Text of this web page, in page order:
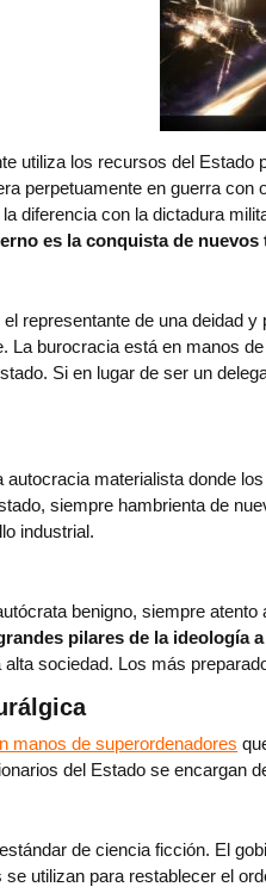
utiliza los recursos del
perpetuamente en guerra
diferencia con la dictadura
es la conquista de
representante de una deidad
La burocracia está en manos
Si en lugar de ser un
autocracia materialista donde
siempre hambrienta de
industrial.
benigno, siempre
pilares de la ideología
sociedad. Los más
manos de superordenadores
del Estado se encargan
de ciencia ficción. El
utilizan para restablecer el